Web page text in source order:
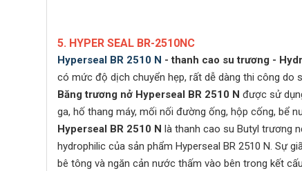
5. HYPER SEAL BR-2510NC
Hyperseal BR 2510 N - thanh cao su trương -
có mức độ dịch chuyển hẹp, rất dễ dàng thi công do
Băng trương nở Hyperseal BR 2510 N được sử
ga, hố thang máy, mối nối đường ống, hộp cống, bể
Hyperseal BR 2510 N là thanh cao su Butyl trương
hydrophilic của sản phẩm Hyperseal BR 2510 N. Sự
bê tông và ngăn cản nước thấm vào bên trong kết